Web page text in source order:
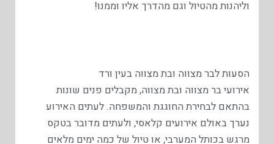
וליהנות מהטיול וגם מהדרך אליו וממנו!
הסעות לבר מצווה ובת מצווה בעין ורד
אירועי בר מצווה ובת מצווה, מקבלים פנים שונות
בהתאם לבחירת החוגגת והמשפחה. לעתים האירוע
נערך באולם אירועים קלאסי, ולעתים מדובר בטקס
מרגש בכותל המערבי, או טיול של כמה ימים מלאים